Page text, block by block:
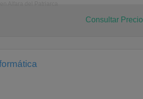
Consultar Precio